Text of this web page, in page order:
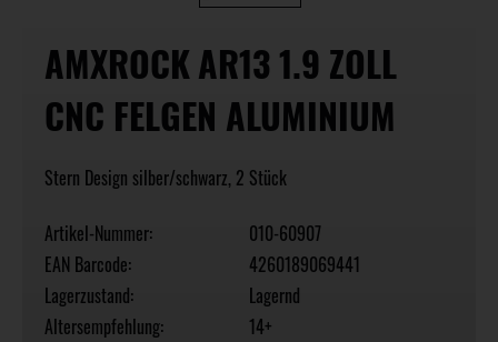
AMXROCK AR13 1.9 ZOLL
CNC FELGEN ALUMINIUM
Stern Design silber/schwarz, 2 Stück
Artikel-Nummer:
010-60907
EAN Barcode:
4260189069441
Lagerzustand:
Lagernd
Altersempfehlung:
14+